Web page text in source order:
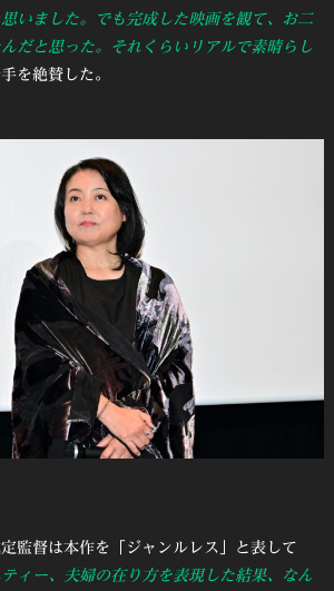
いました。でも完成した映画を観て、お二
だと思った。それくらいリアルで素晴らし
を絶賛した。
監督は本作を「ジャンルレス」と表して
ティー、夫婦の在り方を表現した結果、なん